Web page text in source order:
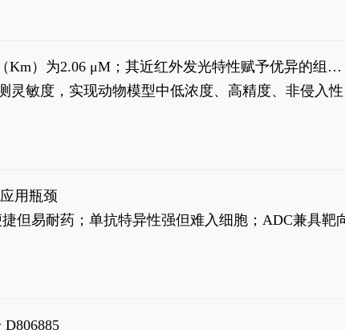
Km）为2.06 μM；其近红外发光特性赋予优异的组织
物发光动态追踪。
灵敏度，实现动物模型中低浓度、高精度、非侵入性
用瓶颈
但易耐药；单抗特异性强但难入细胞；ADC兼具靶